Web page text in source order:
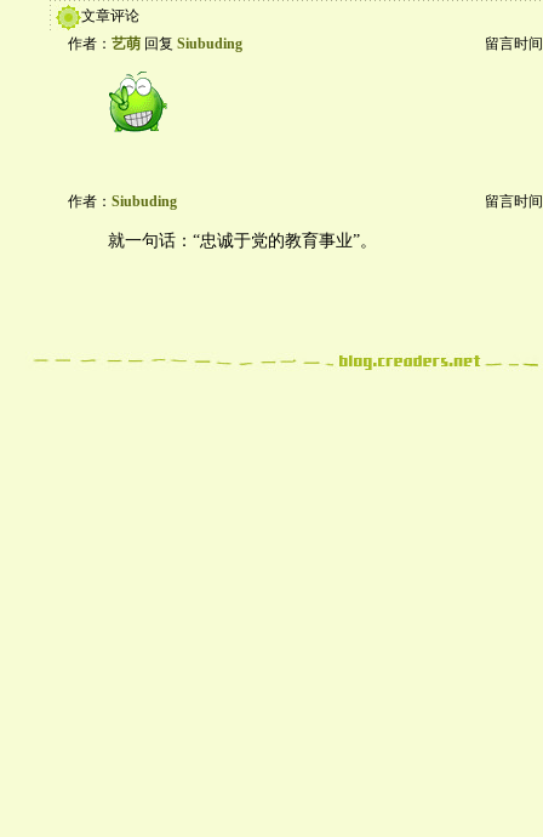
文章评论
作者： 艺萌 回复 Siubuding 留言时
作者： Siubuding 留言时
就一句话：“忠诚于党的教育事业”。